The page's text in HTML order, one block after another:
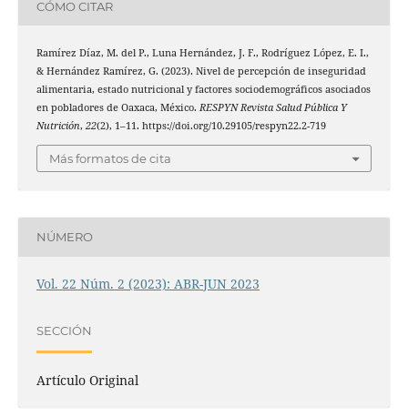
CÓMO CITAR
Ramírez Díaz, M. del P., Luna Hernández, J. F., Rodríguez López, E. I.,
& Hernández Ramírez, G. (2023). Nivel de percepción de inseguridad
alimentaria, estado nutricional y factores sociodemográficos asociados
en pobladores de Oaxaca, México. RESPYN Revista Salud Pública Y
Nutrición, 22(2), 1–11. https://doi.org/10.29105/respyn22.2-719
Más formatos de cita
NÚMERO
Vol. 22 Núm. 2 (2023): ABR-JUN 2023
SECCIÓN
Artículo Original